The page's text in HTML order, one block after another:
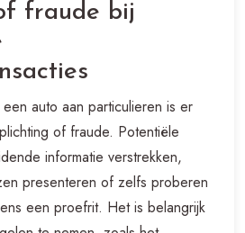
fraude bij
auto aan particulieren is er
of fraude. Potentiële
informatie verstrekken,
presenteren of zelfs proberen
een proefrit. Het is belangrijk